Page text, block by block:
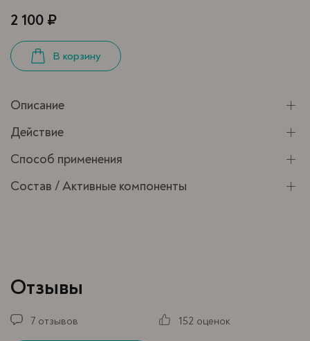
2 100 ₽
В корзину
Описание
Действие
Способ применения
Состав / Активные компоненты
Отзывы
7 отзывов 152 оценок